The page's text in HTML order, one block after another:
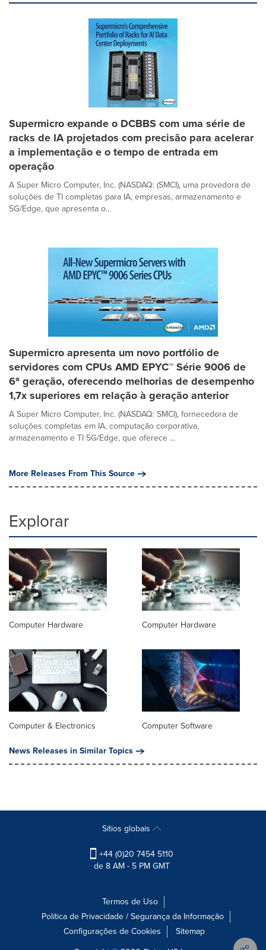
Supermicro expande o DCBBS com uma série de
racks de IA projetados com precisão para acelerar
a implementação e o tempo de entrada em
operação
A Super Micro Computer, Inc. (NASDAQ: (SMCI), uma provedora de
soluções de TI completas para IA, empresas, armazenamento e
5G/Edge, que apresenta o...
Supermicro apresenta um novo portfólio de
servidores com CPUs AMD EPYC™ Série 9006 de
6ª geração, oferecendo melhorias de desempenho
1,7x superiores em relação à geração anterior
A Super Micro Computer, Inc. (NASDAQ: SMCI), fornecedora de
soluções completas em IA, computação corporativa,
armazenamento e TI 5G/Edge, que oferece ...
More Releases From This Source
Explorar
Computer Hardware Computer Hardware
Computer & Electronics
Computer Software
News Releases in Similar Topics
Sítios globais
+44 (0)20 7454 5110
de 8 AM - 5 PM GMT
Termos de Uso
Política de Privacidade / Segurança da Informação
Configurações de Cookies
Sitemap